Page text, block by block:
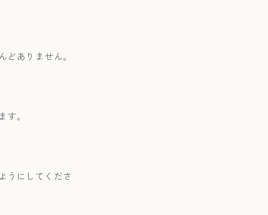
ありません。
。
うにしてくださ